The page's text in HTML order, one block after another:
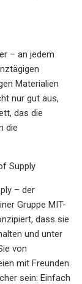
– an jedem
Materialien
nur gut aus,
das die
die
Supply
– der
Gruppe MIT-
dass sie
und unter
von
mit Freunden.
sein: Einfach